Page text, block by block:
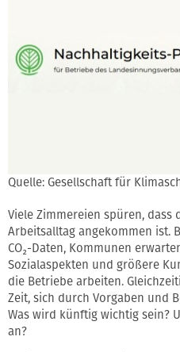
Quelle: Gesellschaft für
Viele Zimmereien spüren, dass
Arbeitsalltag angekommen ist.
CO₂-Daten, Kommunen
Sozialaspekten und größere
die Betriebe arbeiten.
Zeit, sich durch Vorgaben und
Was wird künftig wichtig sein?
an?